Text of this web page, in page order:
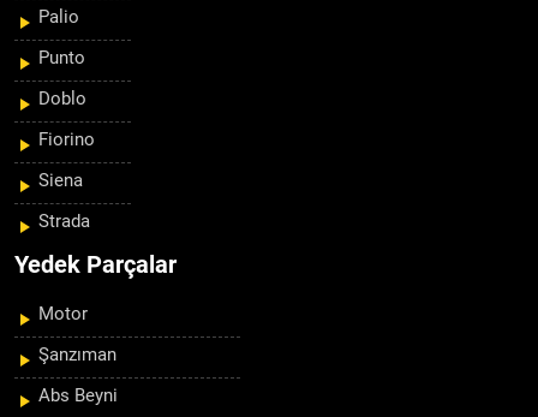
Palio
Punto
Doblo
Fiorino
Siena
Strada
Yedek Parçalar
Motor
Şanzıman
Abs Beyni